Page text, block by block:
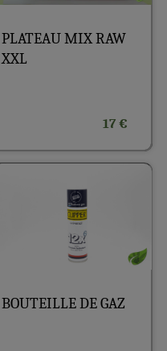
PLATEAU MIX RAW
XXL
17 €
BOUTEILLE DE GAZ